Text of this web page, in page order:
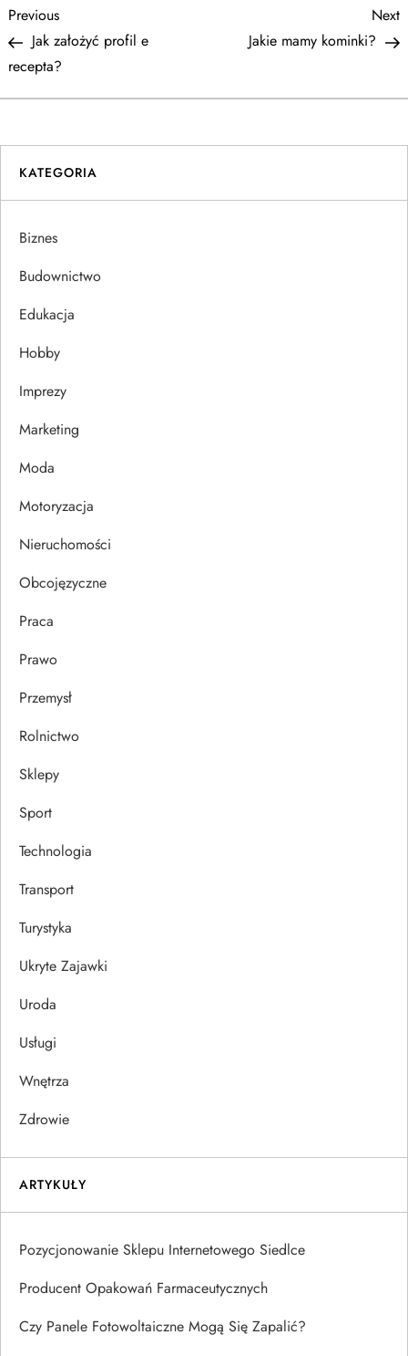
N
a
w
i
g
a
c
a
w
p
u
Previous
Post
Previous
Jak założyć profil e
recepta?
Next
Jakie mamy kominki?
KATEGORIA
Biznes
Budownictwo
Edukacja
Hobby
Imprezy
Marketing
Moda
Motoryzacja
Nieruchomości
Obcojęzyczne
Praca
Prawo
Przemysł
Rolnictwo
Sklepy
Sport
Technologia
Transport
Turystyka
Ukryte Zajawki
Uroda
Usługi
Wnętrza
Zdrowie
ARTYKUŁY
Pozycjonowanie Sklepu Internetowego Siedlce
Producent Opakowań Farmaceutycznych
Czy Panele Fotowoltaiczne Mogą Się Zapalić?